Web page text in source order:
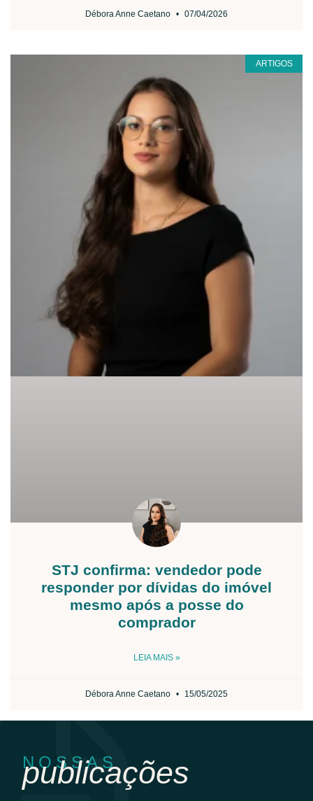
Débora Anne Caetano 07/04/2026
ARTIGOS
STJ confirma: vendedor pode
responder por dívidas do imóvel
mesmo após a posse do
comprador
LEIA MAIS »
Débora Anne Caetano 15/05/2025
NOSSAS
publicações